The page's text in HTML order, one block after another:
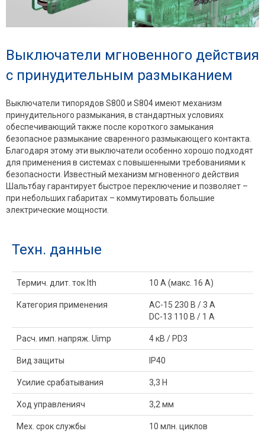
Выключатели мгновенного действия
с принудительным размыканием
Выключатели типорядов S800 и S804 имеют механизм
принудительного размыкания, в стандартных условиях
обеспечивающий также после короткого замыкания
безопасное размыкание сваренного размыкающего контакта.
Благодаря этому эти выключатели особенно хорошо подходят
для применения в системах с повышенными требованиями к
безопасности. Известный механизм мгновенного действия
Шальтбау гарантирует быстрое переключение и позволяет –
при небольших габаритах – коммутировать большие
электрические мощности.
Техн. данные
Термич. длит. ток Ith 10 A (макс. 16 A)
Категория применения
AC-15 230 В / 3 A
DC-13 110 В / 1 A
Расч. имп. напряж. Uimp 4 кВ / PD3
Вид защиты IP40
Усилие срабатывания 3,3 Н
Ход управленияч 3,2 мм
Мех. срок службы 10 млн. циклов